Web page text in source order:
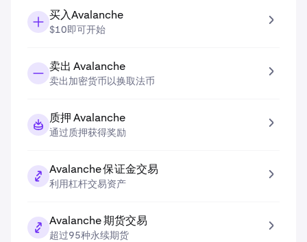
买入Avalanche
$10即可开始
卖出 Avalanche
卖出加密货币以换取法币
质押 Avalanche
通过质押获得奖励
Avalanche 保证金交易
利用杠杆交易资产
Avalanche 期货交易
超过95种永续期货